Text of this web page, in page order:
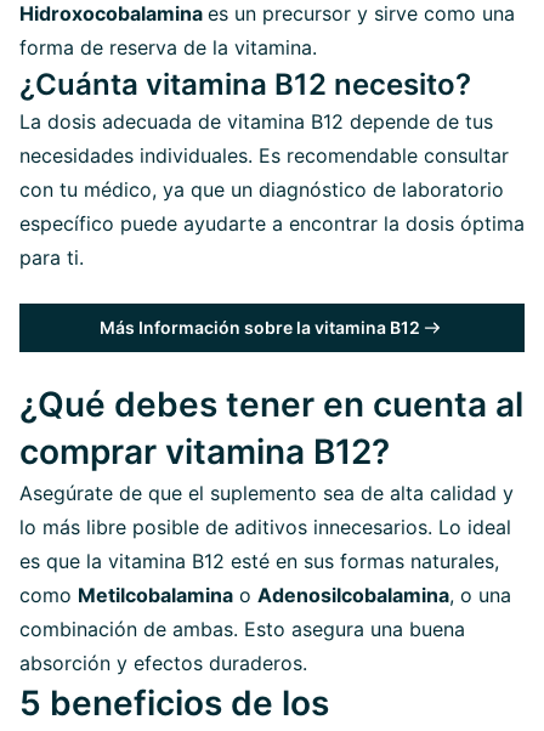
Hidroxocobalamina es un precursor y sirve como una
forma de reserva de la vitamina.
¿Cuánta vitamina B12 necesito?
La dosis adecuada de vitamina B12 depende de tus
necesidades individuales. Es recomendable consultar
con tu médico, ya que un diagnóstico de laboratorio
específico puede ayudarte a encontrar la dosis óptima
para ti.
Más Información sobre la vitamina B12
¿Qué debes tener en cuenta al
comprar vitamina B12?
Asegúrate de que el suplemento sea de alta calidad y
lo más libre posible de aditivos innecesarios. Lo ideal
es que la vitamina B12 esté en sus formas naturales,
como Metilcobalamina o Adenosilcobalamina, o una
combinación de ambas. Esto asegura una buena
absorción y efectos duraderos.
5 beneficios de los